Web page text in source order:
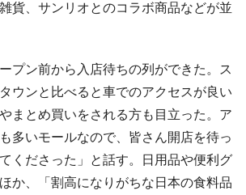
貨、サンリオとのコラボ商品などが並
プン前から入店待ちの列ができた。ス
ウンと比べると車でのアクセスが良い
まとめ買いをされる方も目立った。ア
多いモールなので、皆さん開店を待っ
くださった」と話す。日用品や便利グ
か、「割高になりがちな日本の食料品